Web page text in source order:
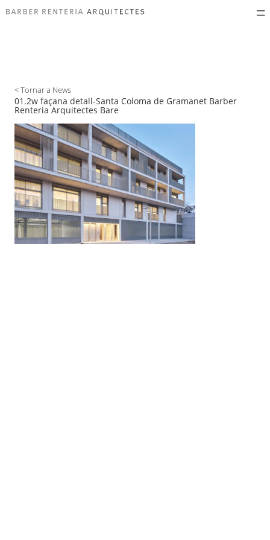
< Tornar a News
01.2w façana detall-Santa Coloma de Gramanet Barber
Renteria Arquitectes Bare